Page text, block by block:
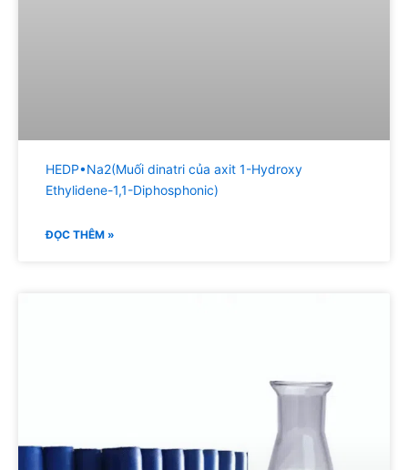
HEDP•Na2(Muối dinatri của axit 1-Hydroxy
Ethylidene-1,1-Diphosphonic)
ĐỌC THÊM »